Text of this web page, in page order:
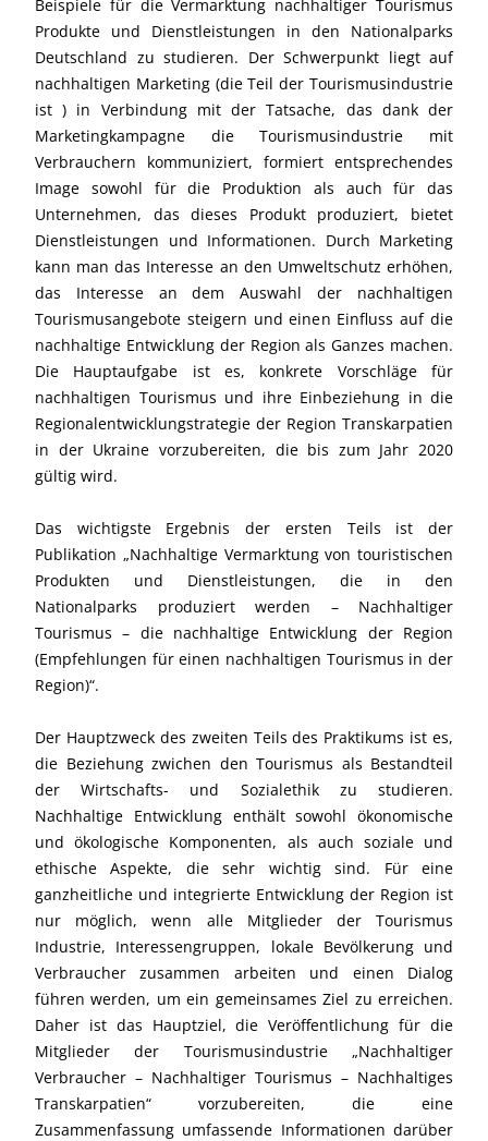
Beispiele für die Vermarktung nachhaltiger Tourismus
Produkte und Dienstleistungen in den Nationalparks
Deutschland zu studieren. Der Schwerpunkt liegt auf
nachhaltigen Marketing (die Teil der Tourismusindustrie
ist ) in Verbindung mit der Tatsache, das dank der
Marketingkampagne die Tourismusindustrie mit
Verbrauchern kommuniziert, formiert entsprechendes
Image sowohl für die Produktion als auch für das
Unternehmen, das dieses Produkt produziert, bietet
Dienstleistungen und Informationen. Durch Marketing
kann man das Interesse an den Umweltschutz erhöhen,
das Interesse an dem Auswahl der nachhaltigen
Tourismusangebote steigern und einen Einfluss auf die
nachhaltige Entwicklung der Region als Ganzes machen.
Die Hauptaufgabe ist es, konkrete Vorschläge für
nachhaltigen Tourismus und ihre Einbeziehung in die
Regionalentwicklungstrategie der Region Transkarpatien
in der Ukraine vorzubereiten, die bis zum Jahr 2020
gültig wird.
Das wichtigste Ergebnis der ersten Teils ist der
Publikation „Nachhaltige Vermarktung von touristischen
Produkten und Dienstleistungen, die in den
Nationalparks produziert werden – Nachhaltiger
Tourismus – die nachhaltige Entwicklung der Region
(Empfehlungen für einen nachhaltigen Tourismus in der
Region)“.
Der Hauptzweck des zweiten Teils des Praktikums ist es,
die Beziehung zwichen den Tourismus als Bestandteil
der Wirtschafts- und Sozialethik zu studieren.
Nachhaltige Entwicklung enthält sowohl ökonomische
und ökologische Komponenten, als auch soziale und
ethische Aspekte, die sehr wichtig sind. Für eine
ganzheitliche und integrierte Entwicklung der Region ist
nur möglich, wenn alle Mitglieder der Tourismus
Industrie, Interessengruppen, lokale Bevölkerung und
Verbraucher zusammen arbeiten und einen Dialog
führen werden, um ein gemeinsames Ziel zu erreichen.
Daher ist das Hauptziel, die Veröffentlichung für die
Mitglieder der Tourismusindustrie „Nachhaltiger
Verbraucher – Nachhaltiger Tourismus – Nachhaltiges
Transkarpatien“ vorzubereiten, die eine
Zusammenfassung umfassende Informationen darüber